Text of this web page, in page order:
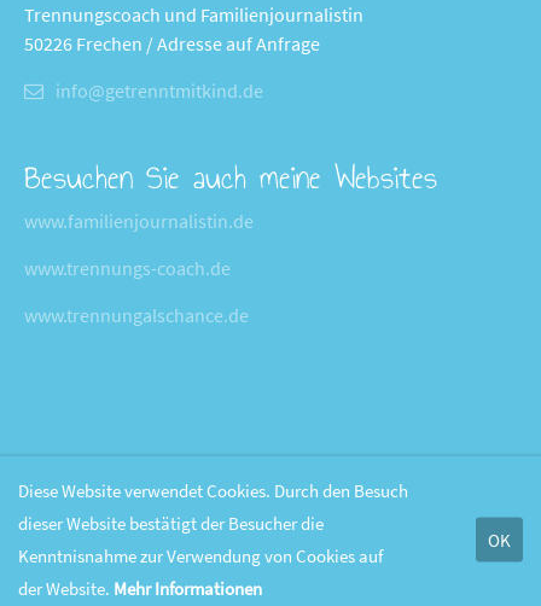
Trennungscoach und Familienjournalistin
50226 Frechen / Adresse auf Anfrage
info@getrenntmitkind.de
Besuchen Sie auch meine Websites
www.familienjournalistin.de
www.trennungs-coach.de
www.trennungalschance.de
Diese Website verwendet Cookies. Durch den Besuch
dieser Website bestätigt der Besucher die
Kenntnisnahme zur Verwendung von Cookies auf
der Website. Mehr Informationen
OK